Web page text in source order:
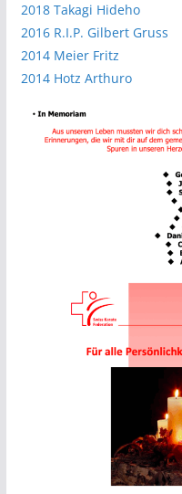
2018 Takagi Hideho
2016 R.I.P. Gilbert Gruss
2014 Meier Fritz
2014 Hotz Arthuro